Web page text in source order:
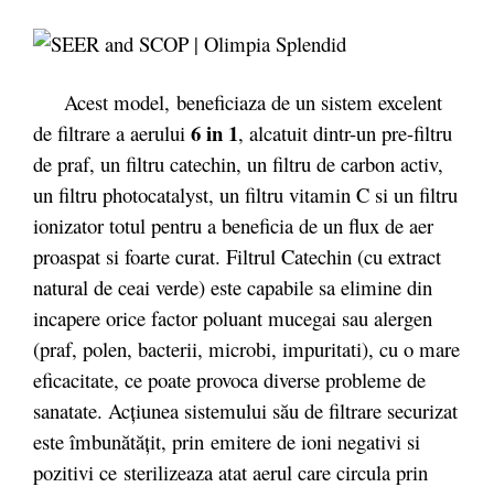
Acest model, beneficiaza de un sistem excelent
de filtrare a aerului 6 in 1, alcatuit dintr-un pre-filtru
de praf, un filtru catechin, un filtru de carbon activ,
un filtru photocatalyst, un filtru vitamin C si un filtru
ionizator totul pentru a beneficia de un flux de aer
proaspat si foarte curat. Filtrul Catechin (cu extract
natural de ceai verde) este capabile sa elimine din
incapere orice factor poluant mucegai sau alergen
(praf, polen, bacterii, microbi, impuritati), cu o mare
eficacitate, ce poate provoca diverse probleme de
sanatate. Acţiunea sistemului său de filtrare securizat
este îmbunătăţit, prin emitere de ioni negativi si
pozitivi ce sterilizeaza atat aerul care circula prin